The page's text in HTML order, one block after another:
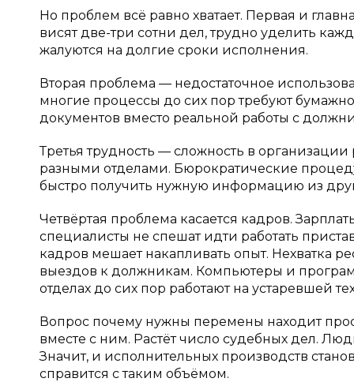
Но проблем всё равно хватает. Первая и
висят две-три сотни дел, трудно уделить
жалуются на долгие сроки исполнения.
Вторая проблема — недостаточное
многие процессы до сих пор требуют
документов вместо реальной работы с
Третья трудность — сложность в
разными отделами. Бюрократические
быстро получить нужную информацию из
Четвёртая проблема касается кадров.
специалисты не спешат идти работать
кадров мешает накапливать опыт. Нехватка
выездов к должникам. Компьютеры и
отделах до сих пор работают на устаревшей
Вопрос почему нужны перемены находит
вместе с ним. Растёт число судебных дел.
Значит, и исполнительных производств
справится с таким объёмом.